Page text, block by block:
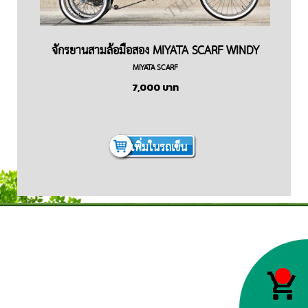
จักรยานสามล้อมือสอง MIYATA SCARF WINDY
MIYATA SCARF
7,000 บาท
เพิ่มในรถเข็น